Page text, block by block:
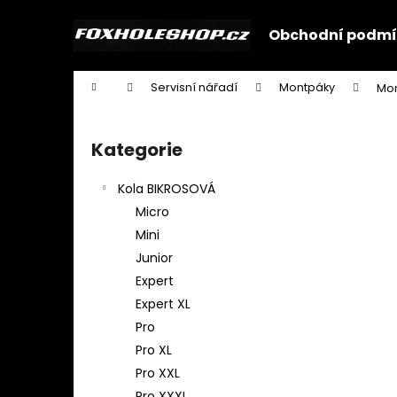
Obchodní
Domů Servisní nářadí Montpáky
Přeskočit
kategorie
Kategorie
Kola BIKROSOVÁ
Micro
Mini
Junior
Expert
Expert XL
Pro
Pro XL
Pro XXL
Zpět
Zpět